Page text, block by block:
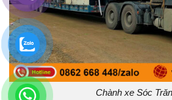
Chành xe Sóc